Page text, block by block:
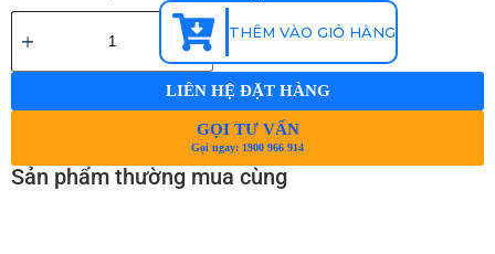
THÊM VÀO GIỎ HÀNG
LIÊN HỆ ĐẶT HÀNG
GỌI TƯ VẤN
Gọi ngay: 1900 966 914
Sản phẩm thường mua cùng